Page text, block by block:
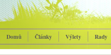
Domů Články Výlety Rady